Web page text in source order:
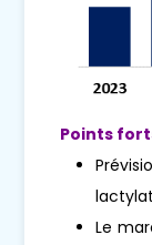
Points
Le